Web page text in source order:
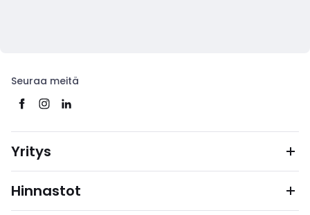
Seuraa meitä
Yritys
Hinnastot